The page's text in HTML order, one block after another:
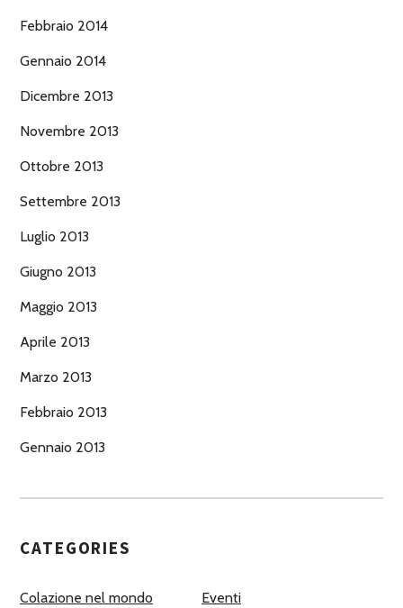
Febbraio 2014
Gennaio 2014
Dicembre 2013
Novembre 2013
Ottobre 2013
Settembre 2013
Luglio 2013
Giugno 2013
Maggio 2013
Aprile 2013
Marzo 2013
Febbraio 2013
Gennaio 2013
CATEGORIES
Colazione nel mondo Eventi